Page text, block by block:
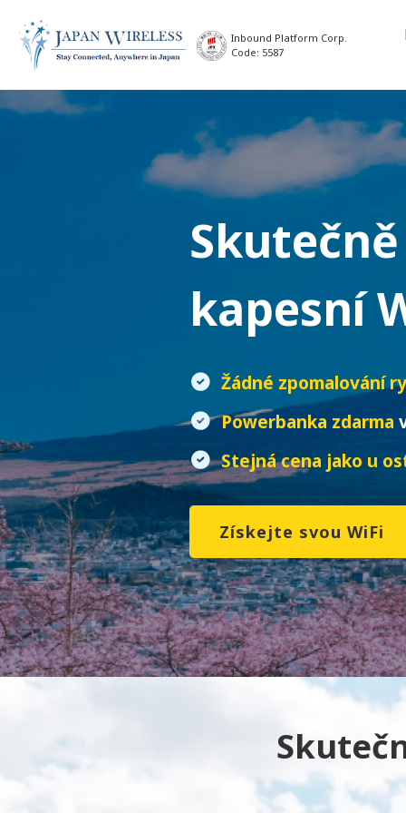
Inbound Platform Corp.
Code: 5587
kapesní
Žádné zpomalování
Powerbanka zdarma
Stejná cena jako u
Získejte svou WiFi